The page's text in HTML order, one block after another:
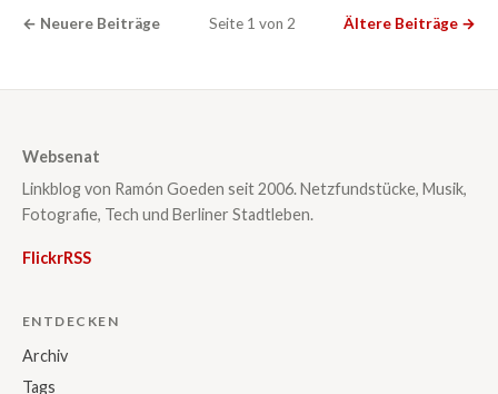
← Neuere Beiträge Seite 1 von 2 Ältere Beiträge →
Websenat
Linkblog von Ramón Goeden seit 2006. Netzfundstücke, Musik,
Fotografie, Tech und Berliner Stadtleben.
FlickrRSS
ENTDECKEN
Archiv
Tags